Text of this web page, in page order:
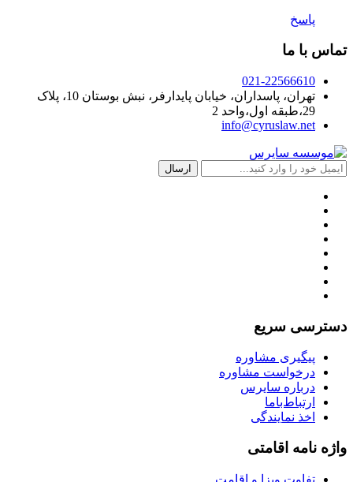
پاسخ
تماس با ما
021-22566610
تهران، پاسداران، خیابان پایدارفر، نبش بوستان 10، پلاک
29،طبقه اول،واحد 2
info@cyruslaw.net
دسترسی سریع
پیگیری مشاوره
درخواست مشاوره
درباره سایرس
ارتباط‌با‌ما
اخذ نمایندگی
واژه نامه اقامتی
تفاوت ویزا و اقامت